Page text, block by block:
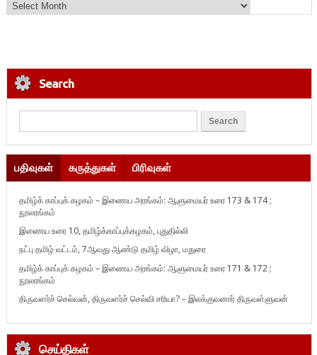
Search
பதிவுகள் கருத்துகள் பிரிவுகள்
தமிழ்க் காப்புக் கழகம் – இணைய அரங்கம்: ஆளுமையர் உரை 173 & 174 ;
நூலரங்கம்
இணைய உரை 10, தமிழ்க்காப்புக்கழகம், புதுதில்லி
நட்பு தமிழ் வட்டம், 7ஆவது ஆண்டு தமிழ் விழா, மதுரை
தமிழ்க் காப்புக் கழகம் – இணைய அரங்கம்: ஆளுமையர் உரை 171 & 172 ;
நூலரங்கம்
திருவளர்ச் செல்வன், திருவளர்ச் செல்வி சரியா? – இலக்குவனார் திருவள்ளுவன்
செய்திகள்